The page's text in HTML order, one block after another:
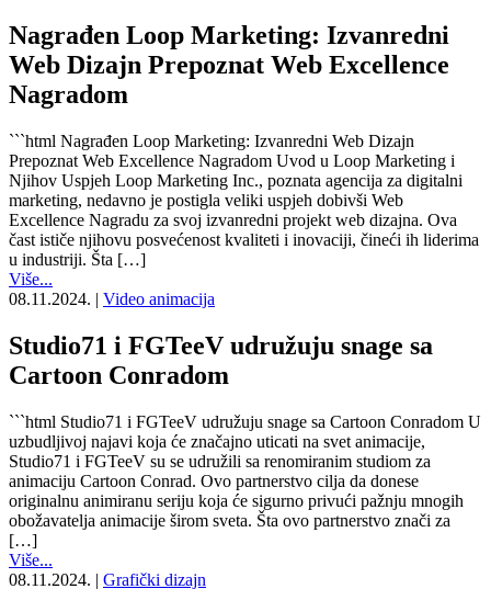
Nagrađen Loop Marketing: Izvanredni
Web Dizajn Prepoznat Web Excellence
Nagradom
```html Nagrađen Loop Marketing: Izvanredni Web Dizajn
Prepoznat Web Excellence Nagradom Uvod u Loop Marketing i
Njihov Uspjeh Loop Marketing Inc., poznata agencija za digitalni
marketing, nedavno je postigla veliki uspjeh dobivši Web
Excellence Nagradu za svoj izvanredni projekt web dizajna. Ova
čast ističe njihovu posvećenost kvaliteti i inovaciji, čineći ih liderima
u industriji. Šta […]
Više...
08.11.2024. | Video animacija
Studio71 i FGTeeV udružuju snage sa
Cartoon Conradom
```html Studio71 i FGTeeV udružuju snage sa Cartoon Conradom U
uzbudljivoj najavi koja će značajno uticati na svet animacije,
Studio71 i FGTeeV su se udružili sa renomiranim studiom za
animaciju Cartoon Conrad. Ovo partnerstvo cilja da donese
originalnu animiranu seriju koja će sigurno privući pažnju mnogih
obožavatelja animacije širom sveta. Šta ovo partnerstvo znači za
[…]
Više...
08.11.2024. | Grafički dizajn